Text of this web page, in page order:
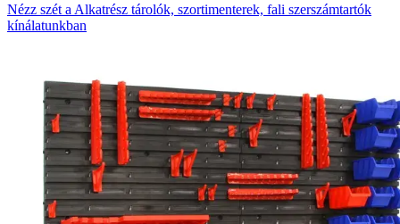
Nézz szét a Alkatrész tárolók, szortimenterek, fali szerszámtartók
kínálatunkban